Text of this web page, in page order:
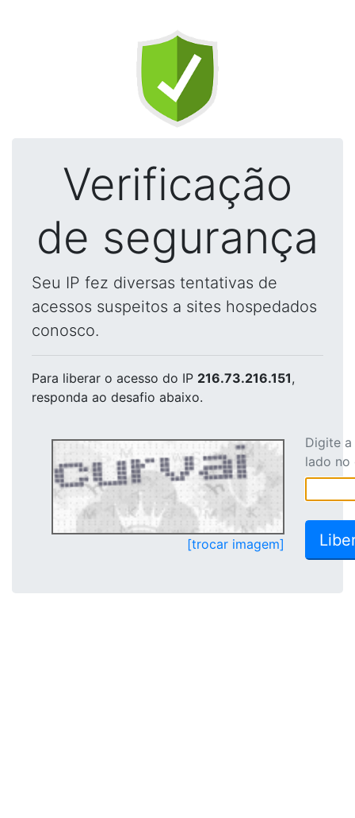
Verificação
de segurança
Seu IP fez diversas tentativas de
acessos suspeitos a sites hospedados
conosco.
Para liberar o acesso do IP 216.73.216.151,
responda ao desafio abaixo.
[trocar imagem]
Digite
lado no